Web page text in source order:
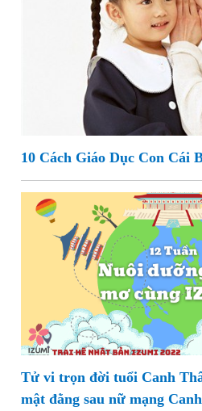
10 Cách Giáo Dục Con Cái
Tử vi trọn đời tuổi Canh
mật đằng sau nữ mạng